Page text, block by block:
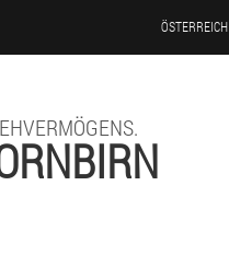
ÖSTERREICH